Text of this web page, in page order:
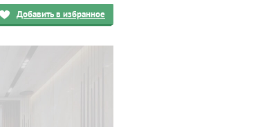
Добавить в избранное